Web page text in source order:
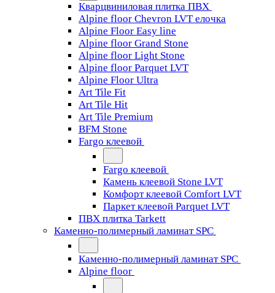
Кварцвиниловая плитка ПВХ
Alpine floor Chevron LVT елочка
Alpine Floor Easy line
Alpine floor Grand Stone
Alpine floor Light Stone
Alpine floor Parquet LVT
Alpine Floor Ultra
Art Tile Fit
Art Tile Hit
Art Tile Premium
BFM Stone
Fargo клеевой
Fargo клеевой
Камень клеевой Stone LVT
Комфорт клеевой Comfort LVT
Паркет клеевой Parquet LVT
ПВХ плитка Tarkett
Каменно-полимерный ламинат SPC
Каменно-полимерный ламинат SPC
Alpine floor